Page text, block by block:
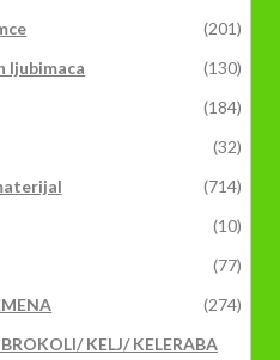
(201)
ljubimaca
(130)
(184)
(32)
(714)
(10)
(77)
(274)
KELJ/ KELERABA